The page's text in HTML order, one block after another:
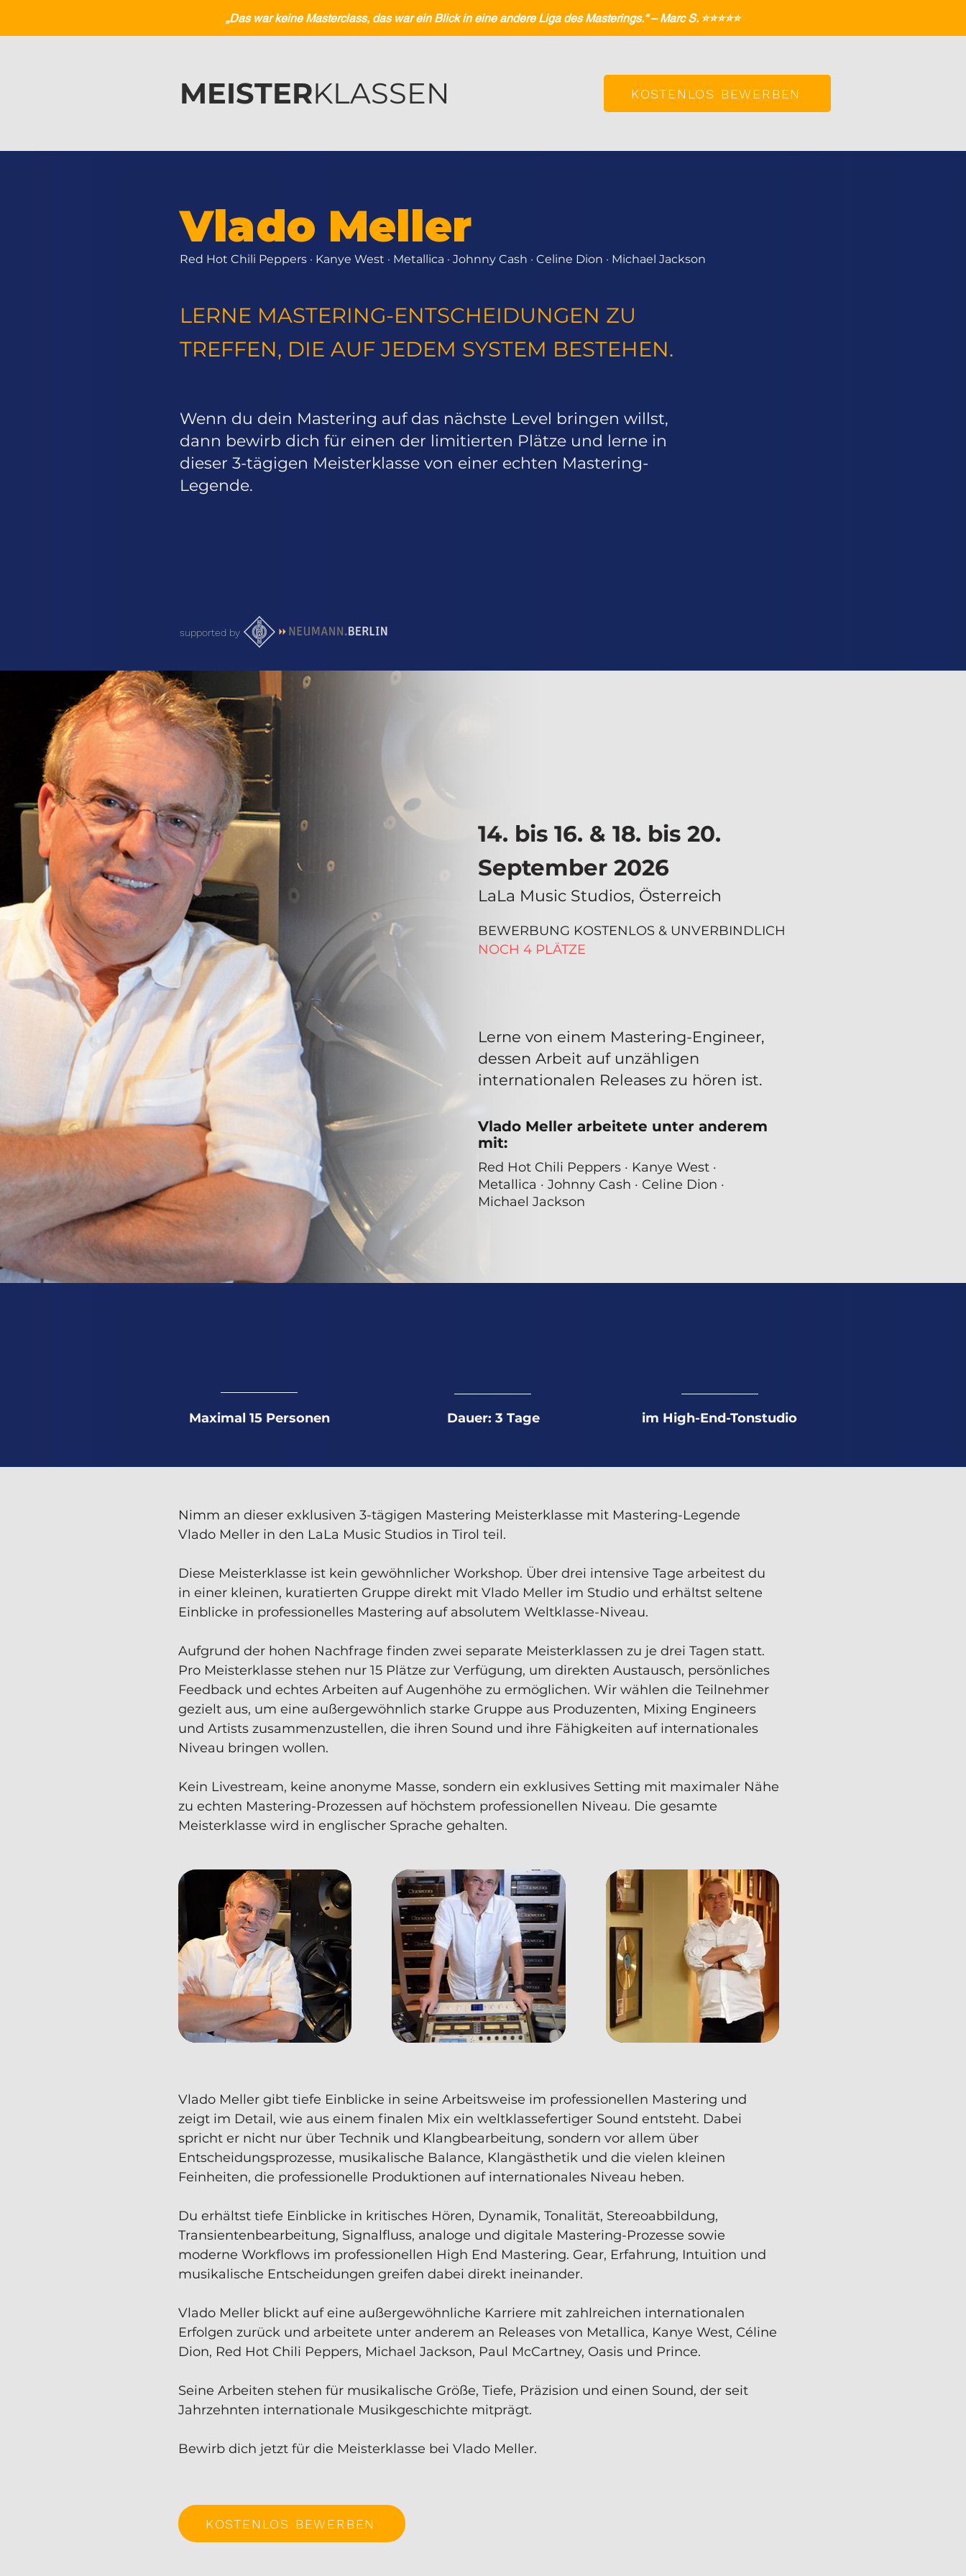
„Das war keine Masterclass, das war ein Blick in eine andere Liga des Masterings.“ – Marc S. ⭐️⭐️⭐️⭐️⭐️
MEISTERKLASSEN KOSTENLOS BEWERBEN
Vlado Meller
Red Hot Chili Peppers · Kanye West · Metallica · Johnny Cash · Celine Dion · Michael Jackson
LERNE MASTERING-ENTSCHEIDUNGEN ZU
TREFFEN, DIE AUF JEDEM SYSTEM BESTEHEN.
Wenn du dein Mastering auf das nächste Level bringen willst,
dann bewirb dich für einen der limitierten Plätze und lerne in
dieser 3-tägigen Meisterklasse von einer echten Mastering-
Legende.
supported by
Lerne von einem Mastering-Engineer,
dessen Arbeit auf unzähligen
internationalen Releases zu hören ist.
14. bis 16. & 18. bis 20.
September 2026
LaLa Music Studios, Österreich
BEWERBUNG KOSTENLOS & UNVERBINDLICH
NOCH 4 PLÄTZE
Vlado Meller arbeitete unter anderem
mit:
Red Hot Chili Peppers · Kanye West ·
Metallica · Johnny Cash · Celine Dion ·
Michael Jackson
Maximal 15 Personen Dauer: 3 Tage im High-End-Tonstudio
Nimm an dieser exklusiven 3-tägigen Mastering Meisterklasse mit Mastering-Legende
Vlado Meller in den LaLa Music Studios in Tirol teil.
Diese Meisterklasse ist kein gewöhnlicher Workshop. Über drei intensive Tage arbeitest du
in einer kleinen, kuratierten Gruppe direkt mit Vlado Meller im Studio und erhältst seltene
Einblicke in professionelles Mastering auf absolutem Weltklasse-Niveau.
Aufgrund der hohen Nachfrage finden zwei separate Meisterklassen zu je drei Tagen statt.
Pro Meisterklasse stehen nur 15 Plätze zur Verfügung, um direkten Austausch, persönliches
Feedback und echtes Arbeiten auf Augenhöhe zu ermöglichen. Wir wählen die Teilnehmer
gezielt aus, um eine außergewöhnlich starke Gruppe aus Produzenten, Mixing Engineers
und Artists zusammenzustellen, die ihren Sound und ihre Fähigkeiten auf internationales
Niveau bringen wollen.
Kein Livestream, keine anonyme Masse, sondern ein exklusives Setting mit maximaler Nähe
zu echten Mastering-Prozessen auf höchstem professionellen Niveau. Die gesamte
Meisterklasse wird in englischer Sprache gehalten.
Vlado Meller gibt tiefe Einblicke in seine Arbeitsweise im professionellen Mastering und
zeigt im Detail, wie aus einem finalen Mix ein weltklassefertiger Sound entsteht. Dabei
spricht er nicht nur über Technik und Klangbearbeitung, sondern vor allem über
Entscheidungsprozesse, musikalische Balance, Klangästhetik und die vielen kleinen
Feinheiten, die professionelle Produktionen auf internationales Niveau heben.
Du erhältst tiefe Einblicke in kritisches Hören, Dynamik, Tonalität, Stereoabbildung,
Transientenbearbeitung, Signalfluss, analoge und digitale Mastering-Prozesse sowie
moderne Workflows im professionellen High End Mastering. Gear, Erfahrung, Intuition und
musikalische Entscheidungen greifen dabei direkt ineinander.
Vlado Meller blickt auf eine außergewöhnliche Karriere mit zahlreichen internationalen
Erfolgen zurück und arbeitete unter anderem an Releases von Metallica, Kanye West, Céline
Dion, Red Hot Chili Peppers, Michael Jackson, Paul McCartney, Oasis und Prince.
Seine Arbeiten stehen für musikalische Größe, Tiefe, Präzision und einen Sound, der seit
Jahrzehnten internationale Musikgeschichte mitprägt.
Bewirb dich jetzt für die Meisterklasse bei Vlado Meller.
KOSTENLOS BEWERBEN